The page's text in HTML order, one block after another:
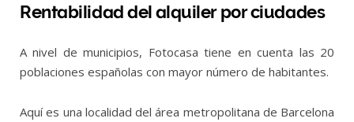
Rentabilidad del alquiler por ciudades
A nivel de municipios, Fotocasa tiene en cuenta las 20
poblaciones españolas con mayor número de habitantes.
Aquí es una localidad del área metropolitana de Barcelona